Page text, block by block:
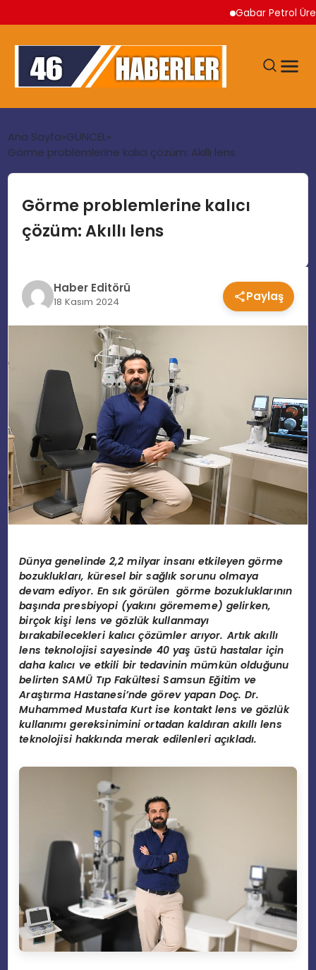
Gabar Petrol Üretimi
GÜNDEM
EKONOMI
TEKNOLOJI
MAGAZIN
SPOR
YAŞAM
Ana Sayfa GÜNCEL
Görme problemlerine kalıcı çözüm: Akıllı lens
Görme problemlerine kalıcı
çözüm: Akıllı lens
Haber Editörü
18 Kasım 2024 Paylaş
Dünya genelinde 2,2 milyar insanı etkileyen görme
bozuklukları, küresel bir sağlık sorunu olmaya
devam ediyor. En sık görülen görme bozukluklarının
başında presbiyopi (yakını görememe) gelirken,
birçok kişi lens ve gözlük kullanmayı
bırakabilecekleri kalıcı çözümler arıyor. Artık akıllı
lens teknolojisi sayesinde 40 yaş üstü hastalar için
daha kalıcı ve etkili bir tedavinin mümkün olduğunu
belirten SAMÜ Tıp Fakültesi Samsun Eğitim ve
Araştırma Hastanesi’nde görev yapan Doç. Dr.
Muhammed Mustafa Kurt ise kontakt lens ve gözlük
kullanımı gereksinimini ortadan kaldıran akıllı lens
teknolojisi hakkında merak edilenleri açıkladı.